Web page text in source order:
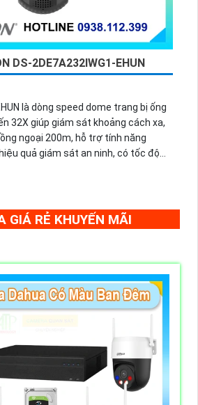
DS-2DE7A232IWG1-EHUN
là dòng speed dome trang bị ống
32X giúp giám sát khoảng cách xa,
ngoại 200m, hỗ trợ tính năng
quả giám sát an ninh, có tốc độ
GIÁ RẺ KHUYẾN MÃI